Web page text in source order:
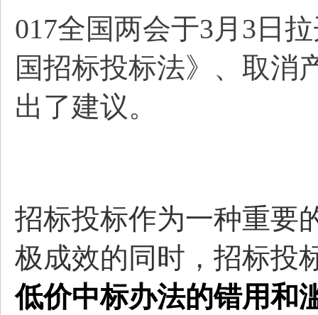
017全国两会于3月3日
国招标投标法》、取消
出了建议。
招标投标作为一种重要
极成效的同时，招标投
低价中标办法的错用和